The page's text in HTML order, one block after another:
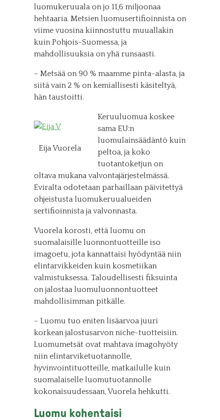
luomukeruuala on jo 11,6 miljoonaa
hehtaaria. Metsien luomusertifioinnista on
viime vuosina kiinnostuttu muuallakin
kuin Pohjois-Suomessa, ja
mahdollisuuksia on yhä runsaasti.
– Metsää on 90 % maamme pinta-alasta, ja
siitä vain 2 % on kemiallisesti käsiteltyä,
hän taustoitti.
Eija Vuorela
Keruuluomua koskee
sama EU:n
luomulainsäädäntö kuin
peltoa, ja koko
tuotantoketjun on
oltava mukana valvontajärjestelmässä.
Eviralta odotetaan parhaillaan päivitettyä
ohjeistusta luomukeruualueiden
sertifioinnista ja valvonnasta.
Vuorela korosti, että luomu on
suomalaisille luonnontuotteille iso
imagoetu, jota kannattaisi hyödyntää niin
elintarvikkeiden kuin kosmetiikan
valmistuksessa. Taloudellisesti fiksuinta
on jalostaa luomuluonnontuotteet
mahdollisimman pitkälle.
– Luomu tuo eniten lisäarvoa juuri
korkean jalostusarvon niche-tuotteisiin.
Luomumetsät ovat mahtava imagohyöty
niin elintarviketuotannolle,
hyvinvointituotteille, matkailulle kuin
suomalaiselle luomutuotannolle
kokonaisuudessaan, Vuorela hehkutti.
Luomu kohentaisi